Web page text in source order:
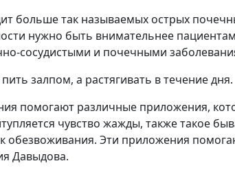
больше так называемых острых
нужно быть внимательнее
сосудистыми и почечными
залпом, а растягивать в течение дня.
помогают различные приложения,
чувство жажды, также такое
обезвоживания. Эти приложения
Давыдова.